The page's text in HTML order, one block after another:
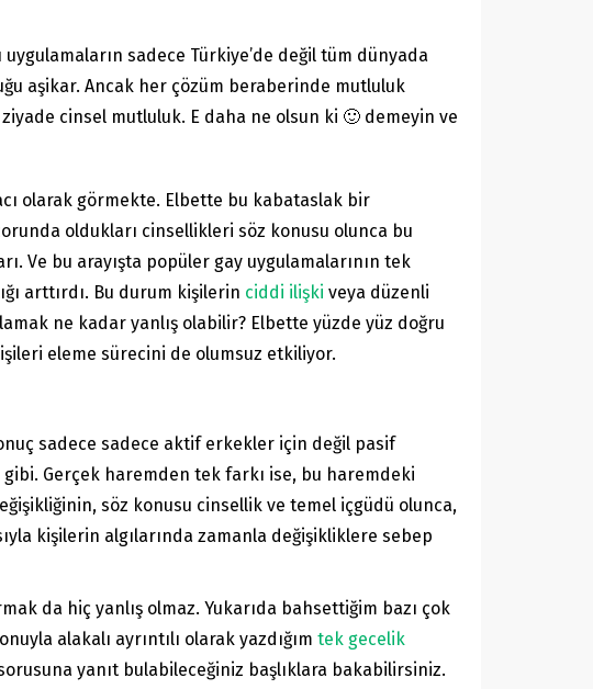
sadece Türkiye’de değil tüm dünyada
aşikar. Ancak her çözüm beraberinde mutluluk
cinsel mutluluk. E daha ne olsun ki 🙂 demeyin ve
olarak görmekte. Elbette bu kabataslak bir
oldukları cinsellikleri söz konusu olunca bu
Ve bu arayışta popüler gay uygulamalarının tek
arttırdı. Bu durum kişilerin ciddi ilişki veya düzenli
ne kadar yanlış olabilir? Elbette yüzde yüz doğru
eleme sürecini de olumsuz etkiliyor.
sadece sadece aktif erkekler için değil pasif
Gerçek haremden tek farkı ise, bu haremdeki
söz konusu cinsellik ve temel içgüdü olunca,
kişilerin algılarında zamanla değişikliklere sebep
da hiç yanlış olmaz. Yukarıda bahsettiğim bazı çok
alakalı ayrıntılı olarak yazdığım tek gecelik
yanıt bulabileceğiniz başlıklara bakabilirsiniz.